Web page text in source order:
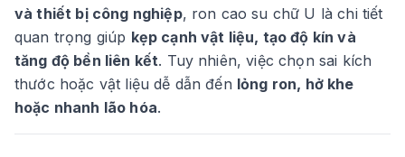
và thiết bị công nghiệp, ron cao su chữ U là chi tiết
quan trọng giúp kẹp cạnh vật liệu, tạo độ kín và
tăng độ bền liên kết. Tuy nhiên, việc chọn sai kích
thước hoặc vật liệu dễ dẫn đến lỏng ron, hở khe
hoặc nhanh lão hóa.